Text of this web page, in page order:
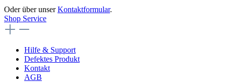
Oder über unserKontaktformular.
Shop Service
Hilfe & Support
Defektes Produkt
Kontakt
AGB